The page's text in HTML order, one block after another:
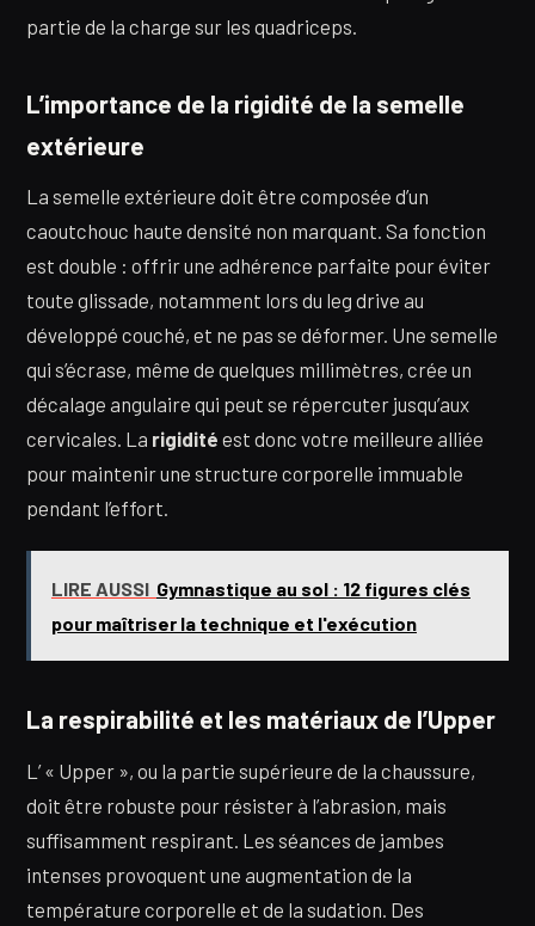
partie de la charge sur les quadriceps.
L’importance de la rigidité de la semelle
extérieure
La semelle extérieure doit être composée d’un
caoutchouc haute densité non marquant. Sa fonction
est double : offrir une adhérence parfaite pour éviter
toute glissade, notamment lors du leg drive au
développé couché, et ne pas se déformer. Une semelle
qui s’écrase, même de quelques millimètres, crée un
décalage angulaire qui peut se répercuter jusqu’aux
cervicales. La rigidité est donc votre meilleure alliée
pour maintenir une structure corporelle immuable
pendant l’effort.
LIRE AUSSI Gymnastique au sol : 12 figures clés
pour maîtriser la technique et l'exécution
La respirabilité et les matériaux de l’Upper
L’ « Upper », ou la partie supérieure de la chaussure,
doit être robuste pour résister à l’abrasion, mais
suffisamment respirant. Les séances de jambes
intenses provoquent une augmentation de la
température corporelle et de la sudation. Des